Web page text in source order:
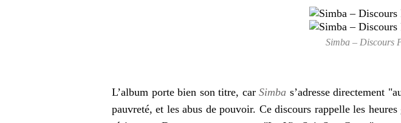
Simba – Discours
L’album porte bien son titre, car Simba s’adresse directement
pauvreté, et les abus de pouvoir. Ce discours rappelle les